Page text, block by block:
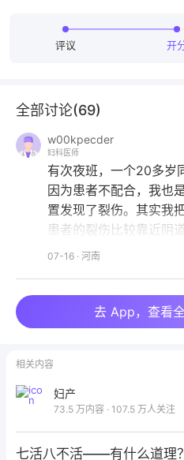
起初看到B超结果有怀疑过
现，因为内膜不是特别厚，
块，只有少量血丝，旋转了
且患者并非同房后立即出
血多，我就暂时排除该诊断
病人还是要再仔细检查阴道
评议 开
全部讨论(69)
w00kpecder
妇科医师
有次夜班，一个20多岁
因为患者不配合，我也
置发现了裂伤。其实我
患者的裂伤比较靠近阴道
07-16 · 河南
去 App，查看
相关内容
妇产
73.5 万内容 · 107.5 万人关注
七活八不活——有什么道理？